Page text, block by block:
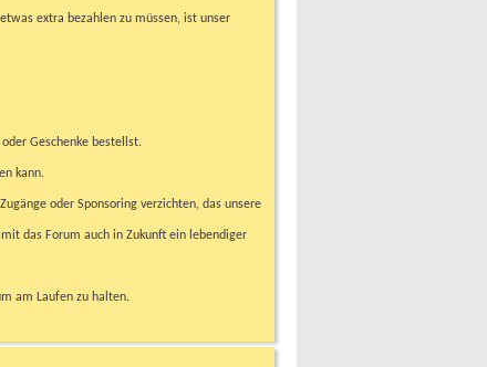
extra bezahlen zu müssen, ist unser
Geschenke bestellst.
kann.
oder Sponsoring verzichten, das unsere
das Forum auch in Zukunft ein lebendiger
am Laufen zu halten.